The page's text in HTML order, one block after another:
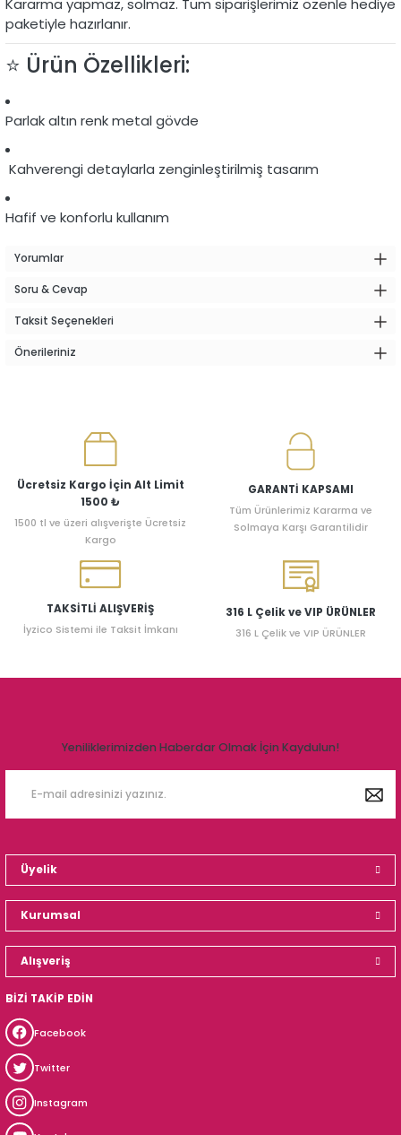
Kararma yapmaz, solmaz. Tüm siparişlerimiz özenle hediye
paketiyle hazırlanır.
⭐️ Ürün Özellikleri:
Parlak altın renk metal gövde
Kahverengi detaylarla zenginleştirilmiş tasarım
Hafif ve konforlu kullanım
Yorumlar
Soru & Cevap
Taksit Seçenekleri
Önerileriniz
Ücretsiz Kargo İçin Alt Limit
1500 ₺
1500 tl ve üzeri alışverişte Ücretsiz
Kargo
GARANTİ KAPSAMI
Tüm Ürünlerimiz Kararma ve
Solmaya Karşı Garantilidir
TAKSİTLİ ALIŞVERİŞ
İyzico Sistemi ile Taksit İmkanı
316 L Çelik ve VIP ÜRÜNLER
316 L Çelik ve VIP ÜRÜNLER
Yeniliklerimizden Haberdar Olmak İçin Kaydulun!
Üyelik
Kurumsal
Alışveriş
BİZİ TAKİP EDİN
Facebook
Twitter
Instagram